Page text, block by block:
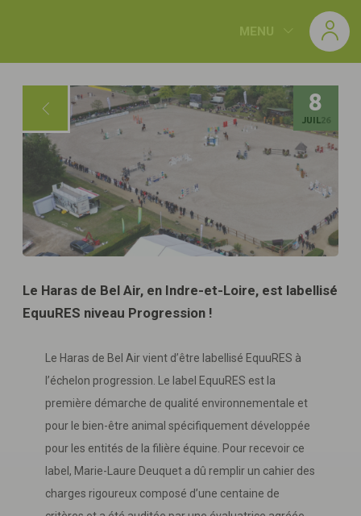
MENU
8
JUIL 26
Le Haras de Bel Air, en Indre-et-Loire, est labellisé
EquuRES niveau Progression !
Le Haras de Bel Air vient d’être labellisé EquuRES à
l’échelon progression. Le label EquuRES est la
première démarche de qualité environnementale et
pour le bien-être animal spécifiquement développée
pour les entités de la filière équine. Pour recevoir ce
label, Marie-Laure Deuquet a dû remplir un cahier des
charges rigoureux composé d’une centaine de